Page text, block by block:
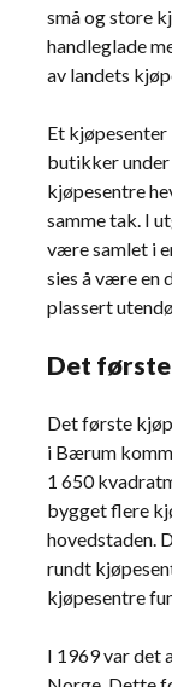
små og store
handleglade
av landets
Et
butikker under
kjøpesentre
samme tak. I
være samlet i
sies å være en
plassert
Det
Det første
i Bærum
1 650
bygget flere
hovedstaden.
rundt
kjøpesentre
I 1969 var det